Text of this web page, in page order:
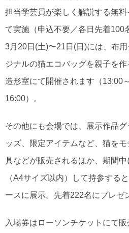
担当学芸員が楽しく解説する無
て実施（申込不要／各日先着100
3月20日(土)〜21日(日)には、布
ジナルの猫エコバッグを親子を
造形室にて開催されます（13:00
16:00）。
その他にも会場では、展示作品
ッズ、限定アイテムなど、猫を
具などが販売されるほか、期間
（A4サイズ以内）して持参する
ースに展示。先着222名にプレゼ
入場券はローソンチケットにて